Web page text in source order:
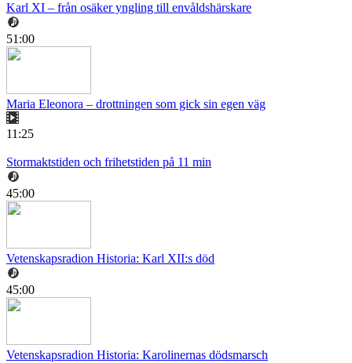
Karl XI – från osäker yngling till envåldshärskare
51:00
Maria Eleonora – drottningen som gick sin egen väg
11:25
Stormaktstiden och frihetstiden på 11 min
45:00
Vetenskapsradion Historia: Karl XII:s död
45:00
Vetenskapsradion Historia: Karolinernas dödsmarsch